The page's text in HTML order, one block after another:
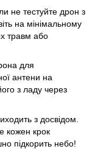
не тестуйте дрон з
на мінімальному
травм або
для
антени на
з ладу через
з досвідом.
кожен крок
підкорить небо!